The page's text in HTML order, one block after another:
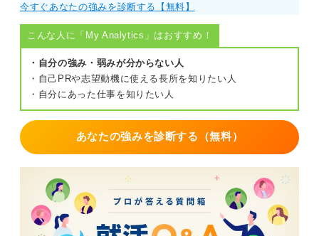
今すぐあなたの強みを診断する【無料】
こんな人に「My Analytics」はおすすめ！
・自分の強み・弱みが分からない人
・自己PRや志望動機に使える長所を知りたい人
・自分にあった仕事を知りたい人
あなたの強みを診断する（無料）